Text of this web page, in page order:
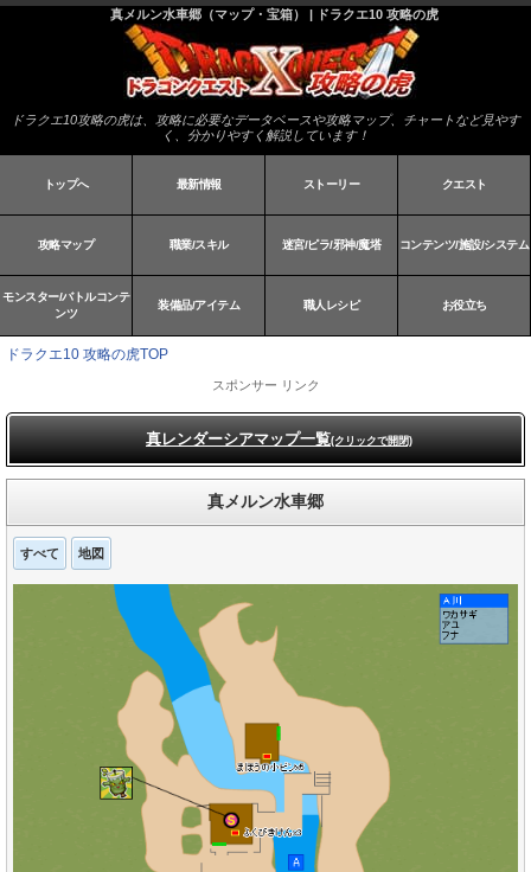
真メルン水車郷（マップ・宝箱） | ドラクエ10 攻略の虎
ドラクエ10攻略の虎は、攻略に必要なデータベースや攻略マップ、チャートなど見やす
く、分かりやすく解説しています！
トップへ 最新情報 ストーリー クエスト
攻略マップ 職業/スキル 迷宮/ピラ/邪神/魔塔 コンテンツ/施設/システム
モンスター/バトルコンテ
ンツ
装備品/アイテム 職人レシピ お役立ち
ドラクエ10 攻略の虎TOP
スポンサー リンク
真レンダーシアマップ一覧(クリックで開閉)
真メルン水車郷
すべて 地図